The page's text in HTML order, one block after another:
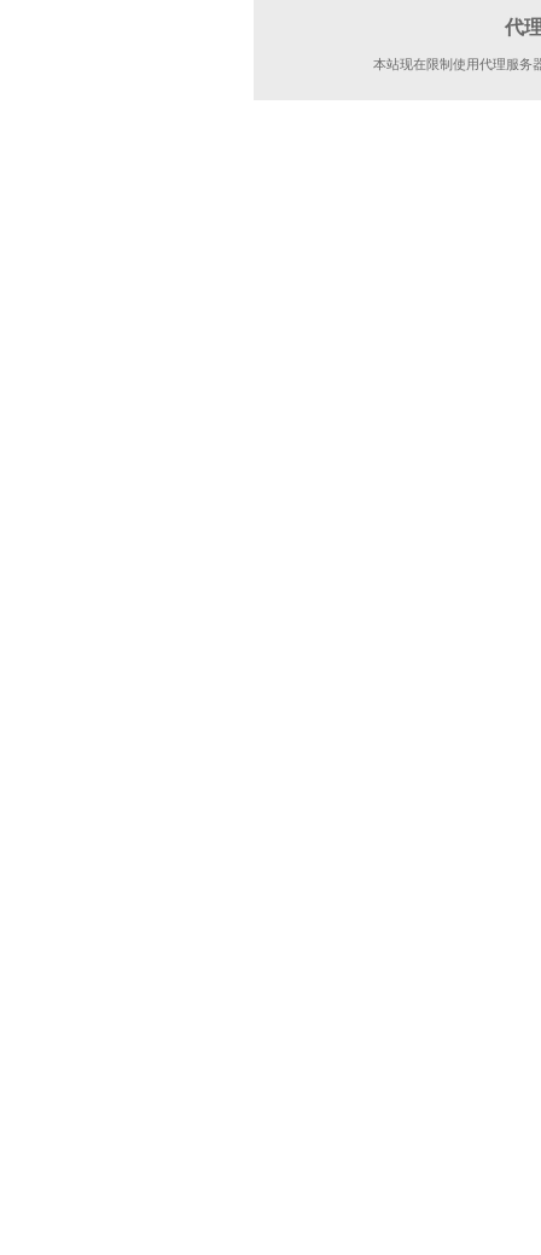
代
本站现在限制使用代理服务